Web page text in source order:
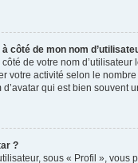
côté de mon nom
de votre nom
votre activité selon le
qui est bien souvent
?
sous « Profil »,